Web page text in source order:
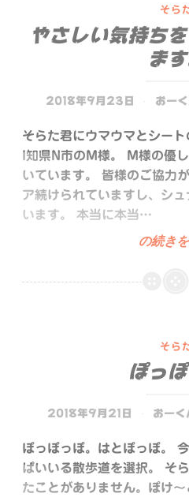
そら
やさしい気持ち
ます
2018年9月23日 おー
そらた君にウマウマとシート
I知県N市のM様。 M様の優
いています。 皆様のご協力
ア続けられていますし、シ
います。 本当に本当…
や
し
を
り
と
う
ご
の続き
そら
ぽっ
2018年9月21日 おーく
ぽっぽっぽ。はとぽっぽ。
ぱいいる散歩道を選択。 そ
たことがありません。ぽけ